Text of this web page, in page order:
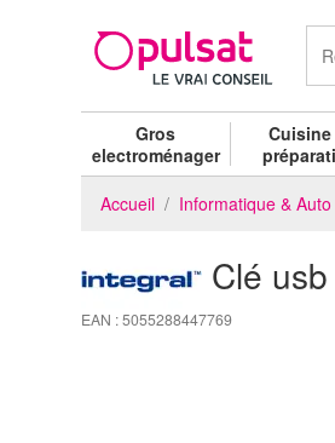
Gros
electroménager
Accueil Informatique & Auto
Clé
EAN : 5055288447769